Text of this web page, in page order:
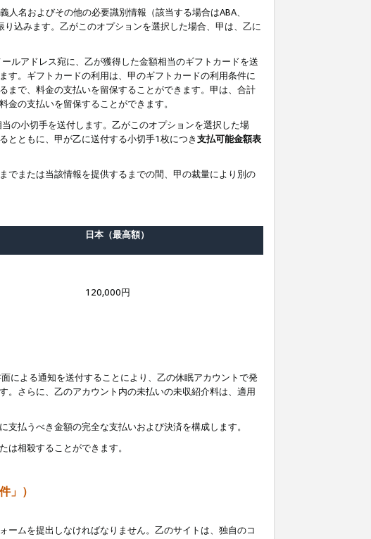
名およびその他の必要識別情報（該当する場合はABA、
込みます。乙がこのオプションを選択した場合、甲は、乙に
ルアドレス宛に、乙が獲得した金額相当のギフトカードを送
。ギフトカードの利用は、甲のギフトカードの利用条件に
まで、料金の支払いを留保することができます。甲は、合計
の支払いを留保することができます。
の小切手を送付します。乙がこのオプションを選択した場
とともに、甲が乙に送付する小切手1枚につき支払可能金額表
でまたは当該情報を提供するまでの間、甲の裁量により別の
日本（最高額）
120,000円
による通知を送付することにより、乙の休眠アカウントで発
。さらに、乙のアカウント内の未払いの未収紹介料は、適用
払うべき金額の完全な支払いおよび決済を構成します。
相殺することができます。
」）
ムを提出しなければなりません。乙のサイトは、独自のコ